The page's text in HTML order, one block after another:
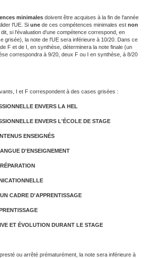
minimales doivent être acquises à la fin de l'année
l'UE. Si une de ces compétences minimales est non
si l'évaluation d'une compétence correspond, en
grisée), la note de l'UE sera inférieure à 10/20. Dans ce
F et de I, en synthèse, déterminera la note finale (un
correspondra à 9/20, deux F ou I en synthèse, à 8/20
I et F correspondent à des cases grisées :
ENVERS LA HEL
ENVERS L'ÉCOLE DE STAGE
ENSEIGNÉS
D'ENSEIGNEMENT
CADRE D'APPRENTISSAGE
ET ÉVOLUTION DURANT LE STAGE
ou arrêté prématurément, la note sera inférieure à